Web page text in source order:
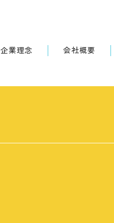
企業理念 会社概要